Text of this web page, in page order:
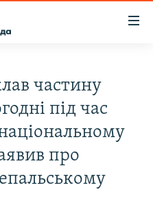
частину
під час
про